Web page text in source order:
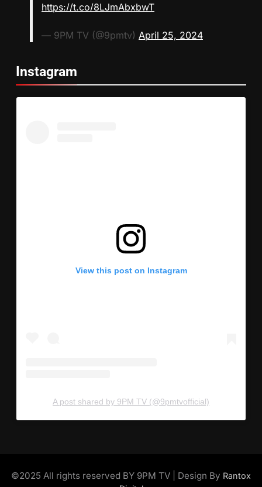
https://t.co/8LJmAbxbwT
— 9PM TV (@9pmtv) April 25, 2024
Instagram
View this post on Instagram
A post shared by 9PM TV (@9pmtvofficial)
©2025 All rights reserved BY 9PM TV | Design By Rantox